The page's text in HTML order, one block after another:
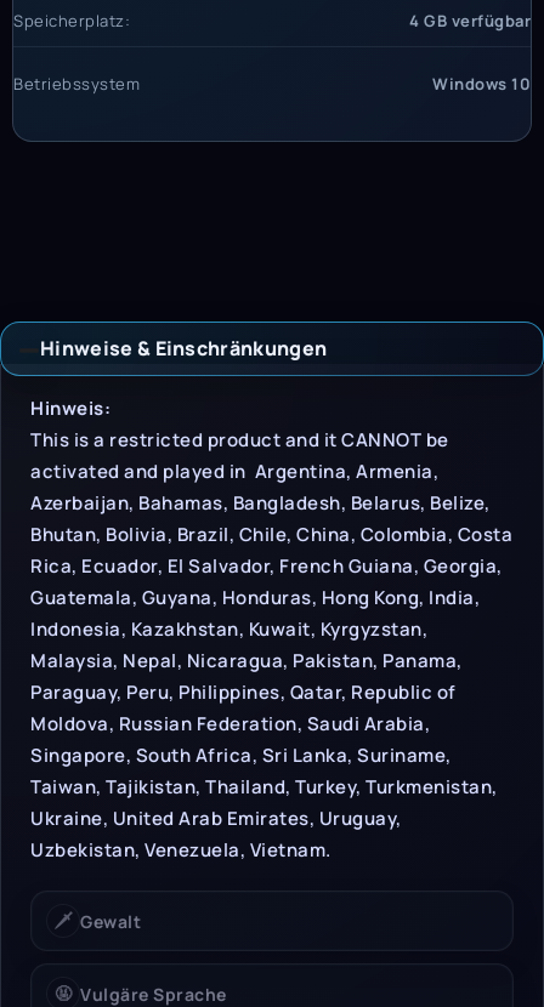
Speicherplatz: 4 GB verfügbar
Betriebssystem Windows 10
Hinweise & Einschränkungen
Hinweise &
Hinweis:
This is a restricted product and it CANNOT be
activated and played in Argentina, Armenia,
Azerbaijan, Bahamas, Bangladesh, Belarus, Belize,
Bhutan, Bolivia, Brazil, Chile, China, Colombia, Costa
Rica, Ecuador, El Salvador, French Guiana, Georgia,
Guatemala, Guyana, Honduras, Hong Kong, India,
Indonesia, Kazakhstan, Kuwait, Kyrgyzstan,
Malaysia, Nepal, Nicaragua, Pakistan, Panama,
Paraguay, Peru, Philippines, Qatar, Republic of
Moldova, Russian Federation, Saudi Arabia,
Singapore, South Africa, Sri Lanka, Suriname,
Taiwan, Tajikistan, Thailand, Turkey, Turkmenistan,
Ukraine, United Arab Emirates, Uruguay,
Uzbekistan, Venezuela, Vietnam.
🗡️ Gewalt
🤬 Vulgäre Sprache